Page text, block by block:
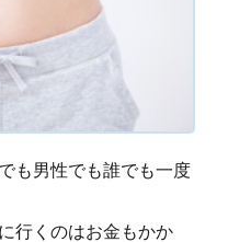
も男性でも誰でも一度
行くのはお金もかか